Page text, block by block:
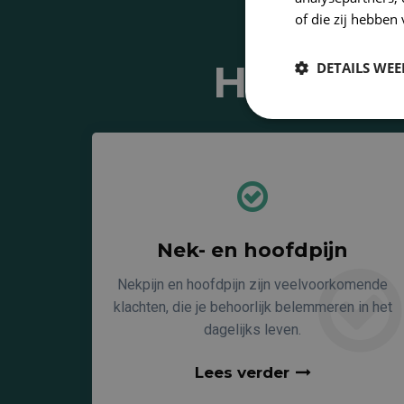
Nek- en hoofdpijn
Nekpijn en hoofdpijn zijn veelvoorkomende
klachten, die je behoorlijk belemmeren in het
dagelijks leven.
Lees verder
of die zij hebben
DETAILS